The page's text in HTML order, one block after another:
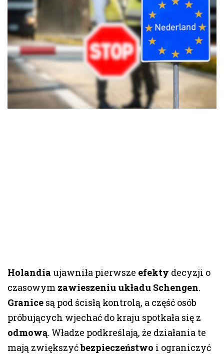
Holandia ujawniła pierwsze efekty decyzji o
czasowym zawieszeniu układu Schengen.
Granice są pod ścisłą kontrolą, a część osób
próbujących wjechać do kraju spotkała się z
odmową. Władze podkreślają, że działania te
mają zwiększyćbezpieczeństwo i ograniczyć